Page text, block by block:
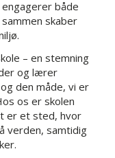
både
skaber
– en stemning
og lærer
den måde, vi er
os er skolen
er et sted, hvor
verden, samtidig